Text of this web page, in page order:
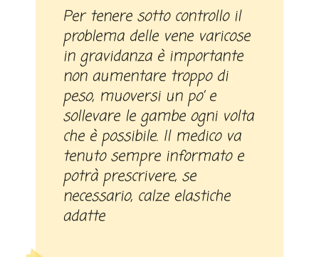
Per tenere sotto controllo il
problema delle vene varicose
in gravidanza è importante
non aumentare troppo di
peso, muoversi un po’ e
sollevare le gambe ogni volta
che è possibile. Il medico va
tenuto sempre informato e
potrà prescrivere, se
necessario, calze elastiche
adatte